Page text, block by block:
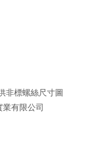
件數控車（chē）床加工
非標螺絲尺寸圖
有限公司